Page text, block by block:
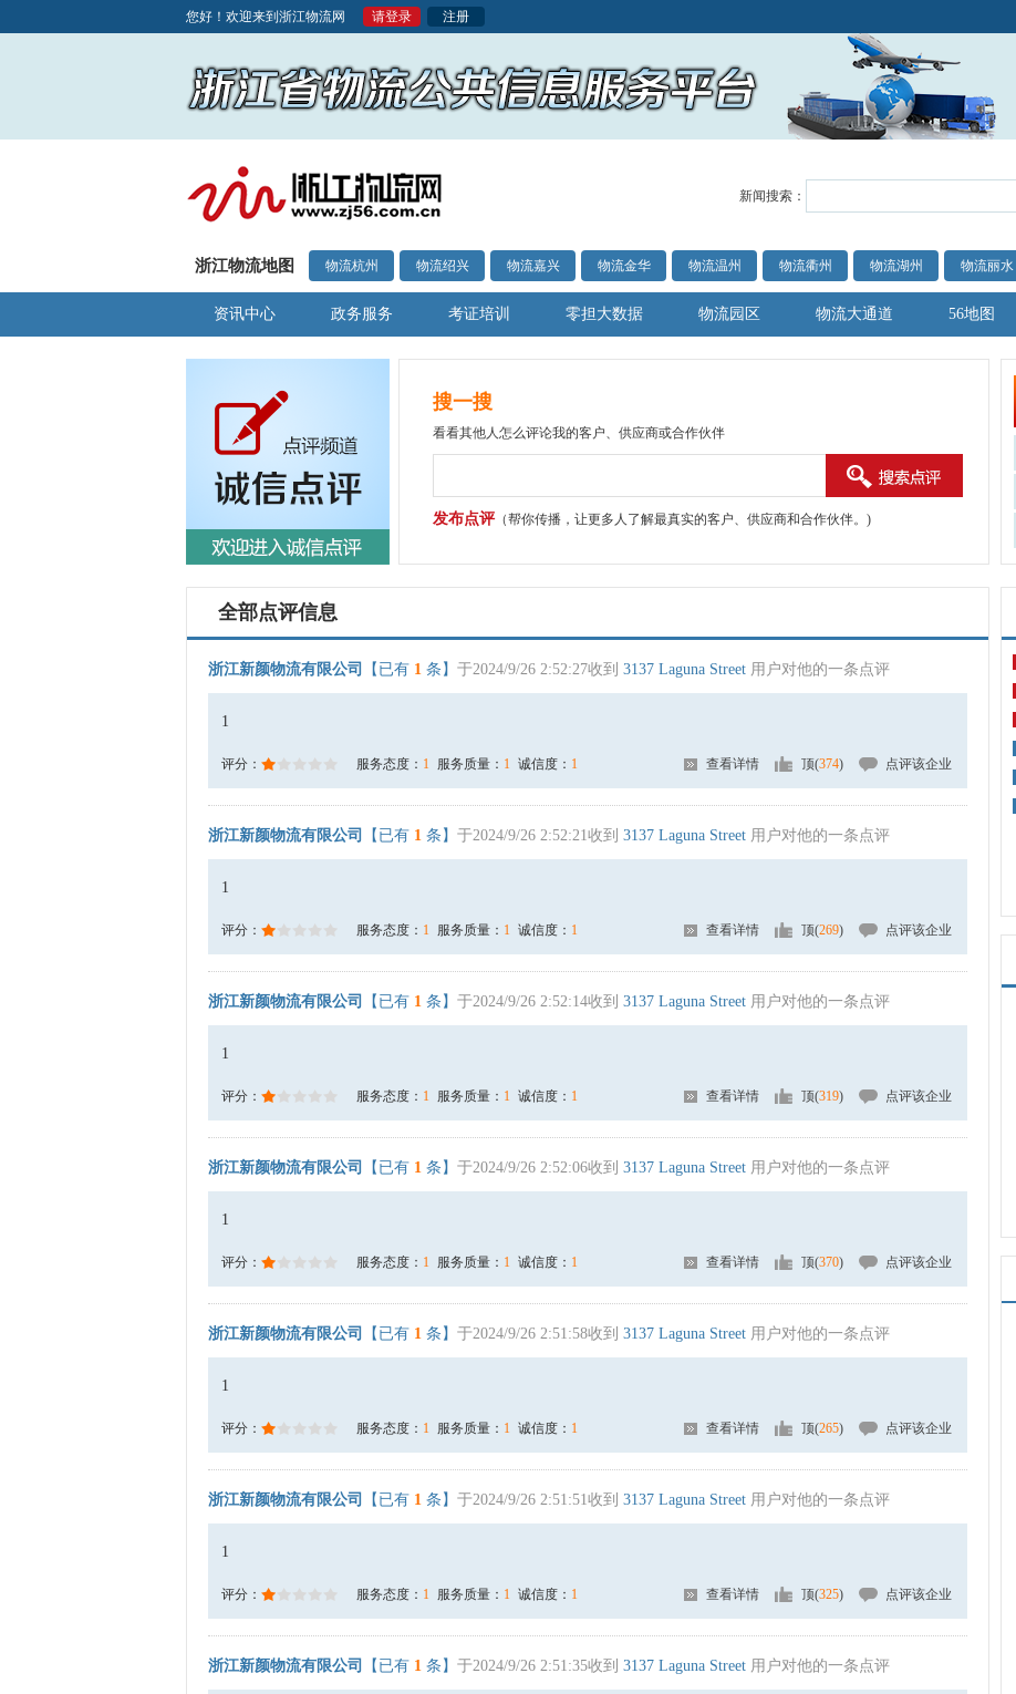
您好！欢迎来到浙江物流网 请登录 注册
新闻搜索：
浙江物流地图 物流杭州 物流绍兴 物流嘉兴 物流金华 物流温州 物流衢州 物流湖州 物流丽水
资讯中心 政务服务 考证培训 零担大数据 物流园区 物流大通道 56地图
搜一搜
看看其他人怎么评论我的客户、供应商或合作伙伴
发布点评（帮你传播，让更多人了解最真实的客户、供应商和合作伙伴。)
全部点评信息
浙江新颜物流有限公司 【已有 1 条】 于2024/9/26 2:52:27收到 3137 Laguna Street 用户对他的一条点评
1
评分： 服务态度： 1 服务质量： 1 诚信度： 1 查看详情 顶(374) 点评该企业
浙江新颜物流有限公司 【已有 1 条】 于2024/9/26 2:52:21收到 3137 Laguna Street 用户对他的一条点评
1
评分： 服务态度： 1 服务质量： 1 诚信度： 1 查看详情 顶(269) 点评该企业
浙江新颜物流有限公司 【已有 1 条】 于2024/9/26 2:52:14收到 3137 Laguna Street 用户对他的一条点评
1
评分： 服务态度： 1 服务质量： 1 诚信度： 1 查看详情 顶(319) 点评该企业
浙江新颜物流有限公司 【已有 1 条】 于2024/9/26 2:52:06收到 3137 Laguna Street 用户对他的一条点评
1
评分： 服务态度： 1 服务质量： 1 诚信度： 1 查看详情 顶(370) 点评该企业
浙江新颜物流有限公司 【已有 1 条】 于2024/9/26 2:51:58收到 3137 Laguna Street 用户对他的一条点评
1
评分： 服务态度： 1 服务质量： 1 诚信度： 1 查看详情 顶(265) 点评该企业
浙江新颜物流有限公司 【已有 1 条】 于2024/9/26 2:51:51收到 3137 Laguna Street 用户对他的一条点评
1
评分： 服务态度： 1 服务质量： 1 诚信度： 1 查看详情 顶(325) 点评该企业
浙江新颜物流有限公司 【已有 1 条】 于2024/9/26 2:51:35收到 3137 Laguna Street 用户对他的一条点评